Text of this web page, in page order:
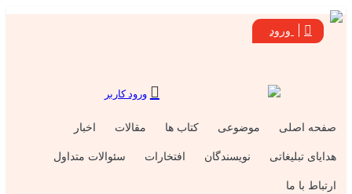
ورود
ورود کاربر
صفحه اصلی موضوعی کتاب ها مقالات اخبار
هدایای تبلیغاتی نویسندگان افتخارات سئوالات متداول
ارتباط با ما